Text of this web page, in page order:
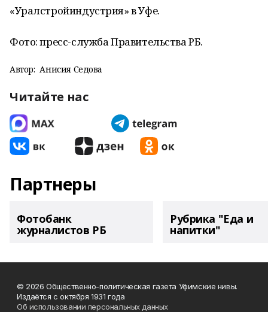
«Уралстройиндустрия» в Уфе.
Фото: пресс-служба Правительства РБ.
Автор: Анисия Седова
Читайте нас
Партнеры
Фотобанк
журналистов РБ
Рубрика "Еда и
напитки"
© 2026 Общественно-политическая газета Уфимские нивы.
Издаётся с октября 1931 года
Об использовании персональных данных